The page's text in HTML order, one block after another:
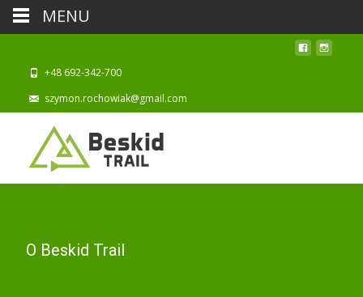
+48 692-342-700
szymon.rochowiak@gmail.com
O Beskid Trail
MENU